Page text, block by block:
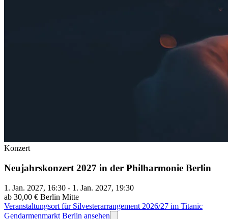
Konzert
Neujahrskonzert 2027 in der Philharmonie Berlin
1. Jan. 2027, 16:30 - 1. Jan. 2027, 19:30
ab 30,00 € Berlin Mitte
Veranstaltungsort für Silvesterarrangement 2026/27 im Titanic
Gendarmenmarkt Berlin ansehen